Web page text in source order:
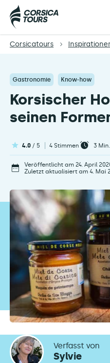
Corsicatours
Gastronomie Know-how
Korsischer
seinen
4.0 / 5 4 Stimmen 3
Veröffentlicht am 24. April
Zuletzt aktualisiert am 4. Mai
Verfasst von
Sylvie